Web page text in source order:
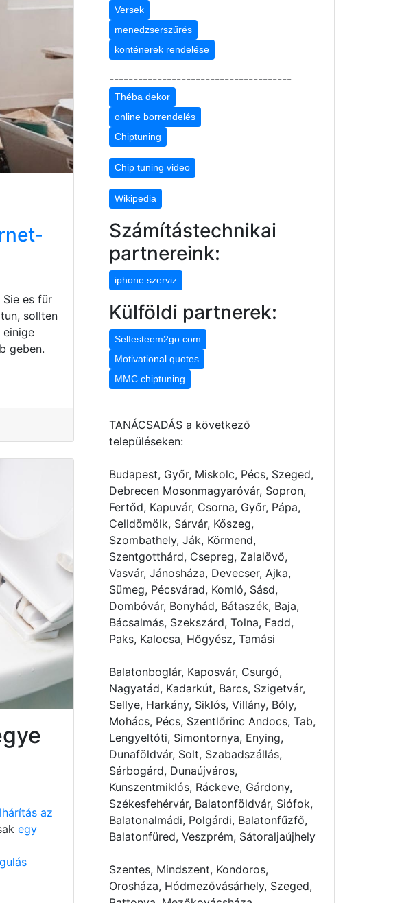
Sie es für
sollten
einige
geben.
az
egy
Versek
menedzserszűrés
konténerek rendelése
--------------------------------------
Théba dekor
online borrendelés
Chiptuning
Chip tuning video
Wikipedia
Számítástechnikai
partnereink:
iphone szerviz
Külföldi partnerek:
Selfesteem2go.com
Motivational quotes
MMC chiptuning
TANÁCSADÁS a következő
településeken:
Budapest, Győr, Miskolc, Pécs, Szeged,
Debrecen Mosonmagyaróvár, Sopron,
Fertőd, Kapuvár, Csorna, Győr, Pápa,
Celldömölk, Sárvár, Kőszeg,
Szombathely, Ják, Körmend,
Szentgotthárd, Csepreg, Zalalövő,
Vasvár, Jánosháza, Devecser, Ajka,
Sümeg, Pécsvárad, Komló, Sásd,
Dombóvár, Bonyhád, Bátaszék, Baja,
Bácsalmás, Szekszárd, Tolna, Fadd,
Paks, Kalocsa, Hőgyész, Tamási
Balatonboglár, Kaposvár, Csurgó,
Nagyatád, Kadarkút, Barcs, Szigetvár,
Sellye, Harkány, Siklós, Villány, Bóly,
Mohács, Pécs, Szentlőrinc Andocs, Tab,
Lengyeltóti, Simontornya, Enying,
Dunaföldvár, Solt, Szabadszállás,
Sárbogárd, Dunaújváros,
Kunszentmiklós, Ráckeve, Gárdony,
Székesfehérvár, Balatonföldvár, Siófok,
Balatonalmádi, Polgárdi, Balatonfűzfő,
Balatonfüred, Veszprém, Sátoraljaújhely
Szentes, Mindszent, Kondoros,
Orosháza, Hódmezővásárhely, Szeged,